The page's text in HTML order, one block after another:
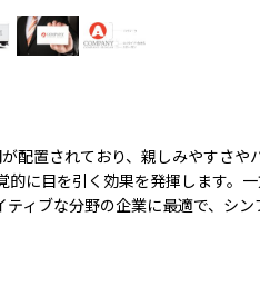
置されており、親しみやすさや
に目を引く効果を発揮します。
ィブな分野の企業に最適で、シ